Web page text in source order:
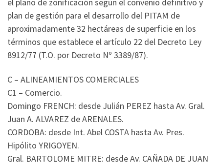
el plano de zonificación según el convenio definitivo y
plan de gestión para el desarrollo del PITAM de
aproximadamente 32 hectáreas de superficie en los
términos que establece el artículo 22 del Decreto Ley
8912/77 (T.O. por Decreto Nº 3389/87).
C – ALINEAMIENTOS COMERCIALES
C1 – Comercio.
Domingo FRENCH: desde Julián PEREZ hasta Av. Gral.
Juan A. ALVAREZ de ARENALES.
CORDOBA: desde Int. Abel COSTA hasta Av. Pres.
Hipólito YRIGOYEN.
Gral. BARTOLOME MITRE: desde Av. CAÑADA DE JUAN